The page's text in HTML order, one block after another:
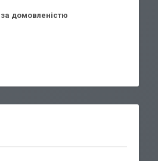
за домовленістю